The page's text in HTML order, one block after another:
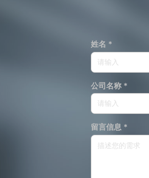
姓名 *
公司名称 *
留言信息 *